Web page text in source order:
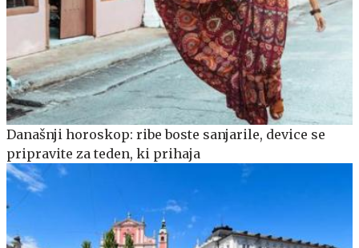
Današnji horoskop: ribe boste sanjarile, device se
pripravite za teden, ki prihaja